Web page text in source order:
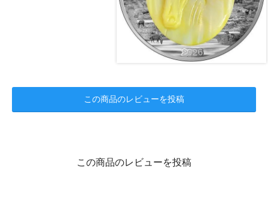
この商品のレビューを投稿
この商品のレビューを投稿